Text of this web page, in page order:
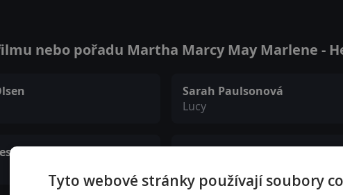
nebo pořadu Martha Marcy May Marlene -
Sarah Paulsonová
Lucy
Tyto webové stránky používají soubory